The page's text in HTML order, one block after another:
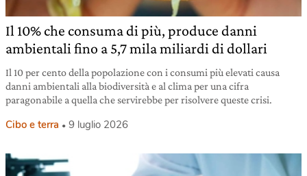
Il 10% che consuma di più, produce danni
ambientali fino a 5,7 mila miliardi di dollari
Il 10 per cento della popolazione con i consumi più elevati causa
danni ambientali alla biodiversità e al clima per una cifra
paragonabile a quella che servirebbe per risolvere queste crisi.
Cibo e terra 9 luglio 2026